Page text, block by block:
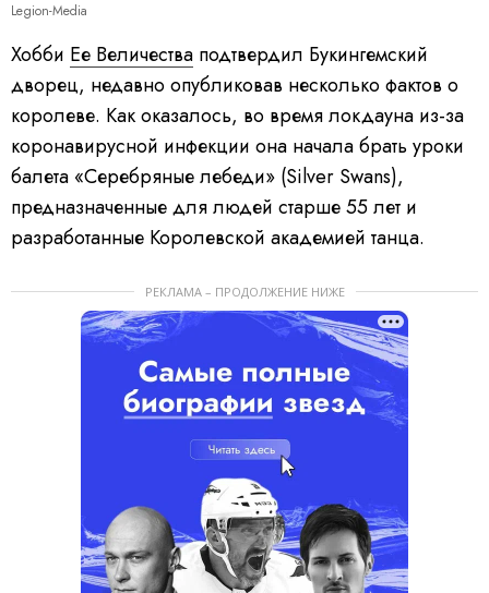
Legion-Media
Хобби Ее Величества подтвердил Букингемский
дворец, недавно опубликовав несколько фактов о
королеве. Как оказалось, во время локдауна из-за
коронавирусной инфекции она начала брать уроки
балета «Серебряные лебеди» (Silver Swans),
предназначенные для людей старше 55 лет и
разработанные Королевской академией танца.
РЕКЛАМА – ПРОДОЛЖЕНИЕ НИЖЕ